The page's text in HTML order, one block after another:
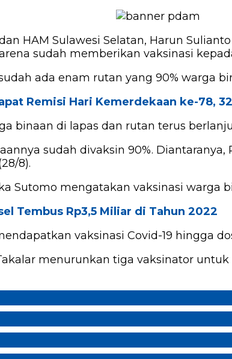
HAM Sulawesi Selatan, Harun
sudah memberikan vaksinasi
ada enam rutan yang 90% warga
Remisi Hari Kemerdekaan ke-78,
binaan di lapas dan rutan terus
sudah divaksin 90%.
8).
Sutomo mengatakan vaksinasi warga
Tembus Rp3,5 Miliar di Tahun 2022
vaksinasi Covid-19 hingga
menurunkan tiga vaksinator